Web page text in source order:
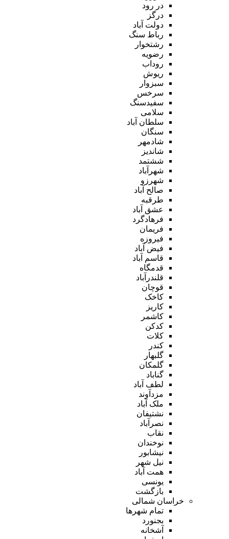
در رود
درگز
دولت آباد
رباط سنگ
رشتخوار
رضویه
روداب
ریوش
سبزوار
سرخس
سفیدسنگ
سلامی
سلطان آباد
سنگان
شادمهر
شاندیز
ششتمد
شهرآباد
شهرزو
صالح آباد
طرقبه
عشق آباد
فرهادگرد
فریمان
فیروزه
فیض آباد
قاسم آباد
قدمگاه
قلندرآباد
قوچان
کاخک
کاریز
کاشمر
کدکن
کلات
کندر
گلبهار
گلمکان
گناباد
لطف آباد
مزدآوند
ملک آباد
نشتیفان
نصرآباد
نقاب
نوخندان
نیشابور
نیل شهر
همت آباد
یونسی
بازگشت
خراسان شمالی
تمام شهر‌ها
بجنورد
آشخانه